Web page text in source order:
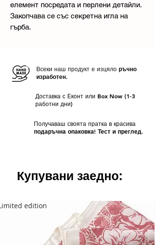
елемент посредата и перлени детайли.
Закопчава се със секретна игла на
гърба.
Всеки наш продукт е изцяло ръчно
изработен.
Доставка с Еконт или Box Now (1-3
работни дни)
Получаваш своята пратка в красива
подаръчна опаковка! Тест и преглед.
Купувани заедно:
edition